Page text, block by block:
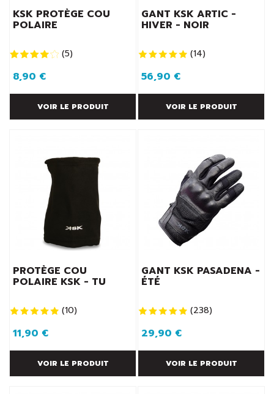
KSK PROTÈGE COU
POLAIRE
(5)
8,90 €
VOIR LE PRODUIT
GANT KSK ARTIC -
HIVER - NOIR
(14)
56,90 €
VOIR LE PRODUIT
PROTÈGE COU
POLAIRE KSK - TU
(10)
11,90 €
VOIR LE PRODUIT
GANT KSK PASADENA -
ÉTÉ
(238)
29,90 €
VOIR LE PRODUIT